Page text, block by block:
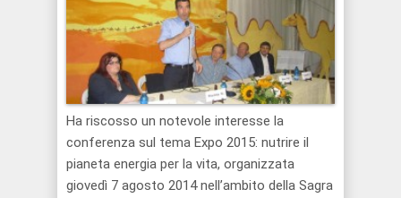
Ha riscosso un notevole interesse la
conferenza sul tema Expo 2015: nutrire il
pianeta energia per la vita, organizzata
giovedì 7 agosto 2014 nell’ambito della Sagra